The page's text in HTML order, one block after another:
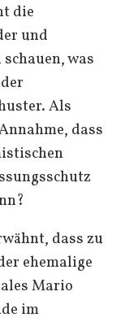
die
und
was
Als
dass
dass zu
ehemalige
Mario
im